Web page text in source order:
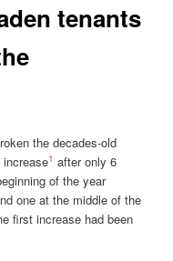
tenants
the decades-old
1 after only 6
of the year
one at the middle of the
first increase had been